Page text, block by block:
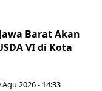
Barat Akan
VI di Kota
2026 - 14:33